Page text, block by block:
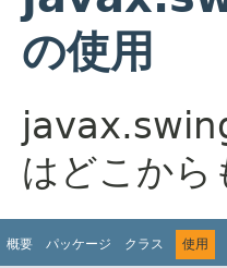
の使用
はどこから
概要 パッケージ クラス 使用